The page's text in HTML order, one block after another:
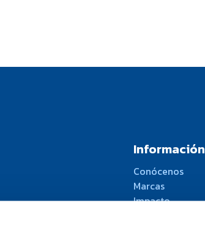
Información
Conócenos
Marcas
Impacto